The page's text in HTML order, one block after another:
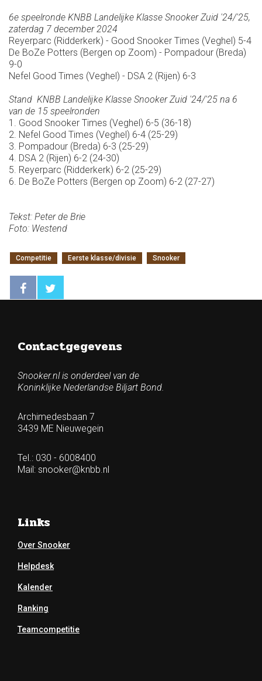
6e speelronde KNBB Landelijke Klasse Snooker Zuid '24/'25,
zaterdag 7 december 2024
Reyerparc (Ridderkerk) - Good Snooker Times (Veghel) 5-4
De BoZe Potters (Bergen op Zoom) - Pompadour (Breda)
9-0
Nefel Good Times (Veghel) - DSA 2 (Rijen) 6-3
Stand KNBB Landelijke Klasse Snooker Zuid '24/'25 na 6
van de 15 speelronden
1. Good Snooker Times (Veghel) 6-5 (36-18)
2. Nefel Good Times (Veghel) 6-4 (25-29)
3. Pompadour (Breda) 6-3 (25-29)
4. DSA 2 (Rijen) 6-2 (24-30)
5. Reyerparc (Ridderkerk) 6-2 (25-29)
6. De BoZe Potters (Bergen op Zoom) 6-2 (27-27)
Tekst: Peter de Brie
Foto: Westend
Competitie Eerste klasse/divisie Snooker
Contactgegevens
Snooker.nl is onderdeel van de
Koninklijke Nederlandse Biljart Bond.
Archimedesbaan 7
3439 ME Nieuwegein
Tel.: 030 - 6008400
Mail: snooker@knbb.nl
Links
Over Snooker
Helpdesk
Kalender
Ranking
Teamcompetitie